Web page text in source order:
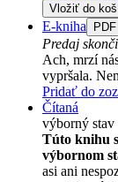
Vložiť do
E-kniha PDF
Predaj
Ach, mrzí
vypršala.
Pridať do
Čítaná
výborný stav
Túto knihu
výbornom
asi ani